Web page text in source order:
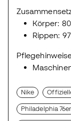
Körper:
Rippen:
Nike
Philadelphia